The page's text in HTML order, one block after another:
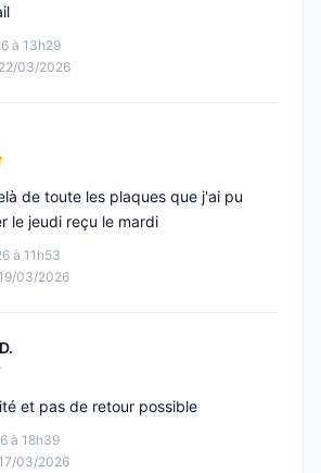
à 13h29
03/2026
5
à 11h53
03/2026
de toute les plaques que j'ai pu
le jeudi reçu le mardi
à 18h39
03/2026
et pas de retour possible